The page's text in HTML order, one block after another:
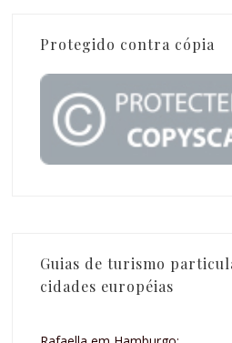
Protegido contra cópia
Guias de turismo
cidades européias